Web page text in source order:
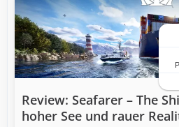
Review: Seafarer – The
hoher See und rauer